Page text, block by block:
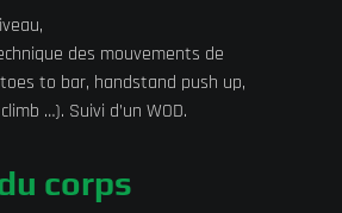
des mouvements de
to bar, handstand push up,
…). Suivi d’un WOD.
corps